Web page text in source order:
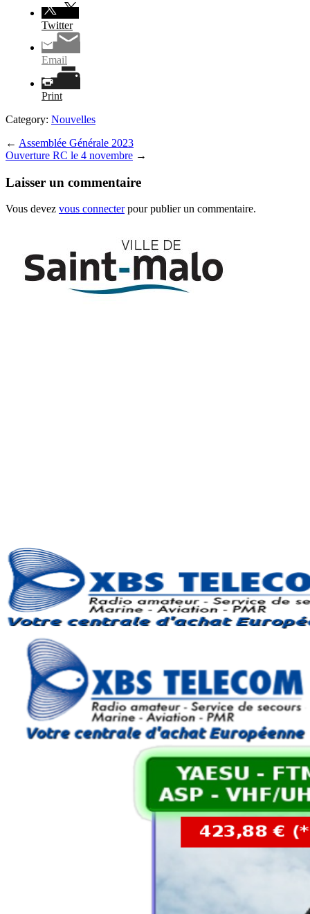
Twitter
Email
Print
Category: Nouvelles
← Assemblée Générale 2023
Ouverture RC le 4 novembre →
Laisser un commentaire
Vous devez vous connecterpour publier un commentaire.